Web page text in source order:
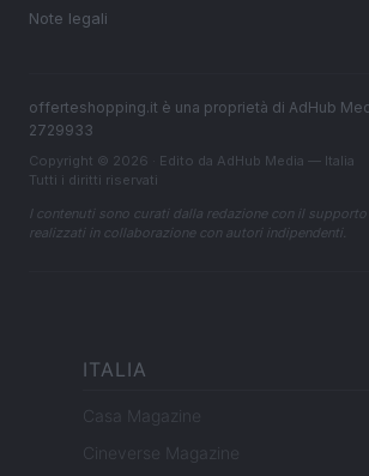
Note legali
offerteshopping.it è una proprietà di AdHub
2729933
Copyright © 2026 · Edito da AdHub Media — Italia
Tutti i diritti riservati
I contenuti sono curati dalla redazione con il
realizzati in collaborazione con autori indipendenti.
ITALIA
Casa Magazine
Cineverse Magazine